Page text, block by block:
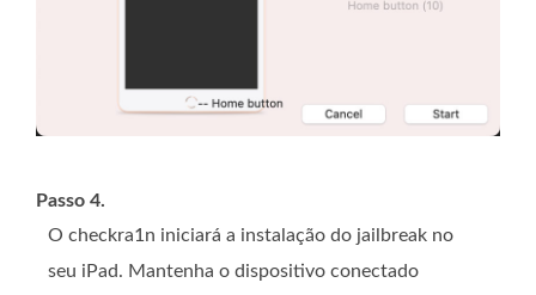
Passo 4.
O checkra1n iniciará a instalação do jailbreak no
seu iPad. Mantenha o dispositivo conectado